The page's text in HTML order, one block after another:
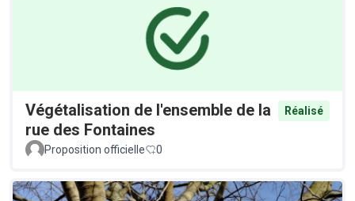
Végétalisation de l'ensemble de la
rue des Fontaines
Réalisé
Proposition officielle 0